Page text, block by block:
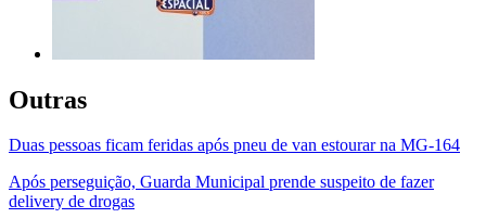
Outras
Duas pessoas ficam feridas após pneu de van estourar na MG-164
Após perseguição, Guarda Municipal prende suspeito de fazer
delivery de drogas